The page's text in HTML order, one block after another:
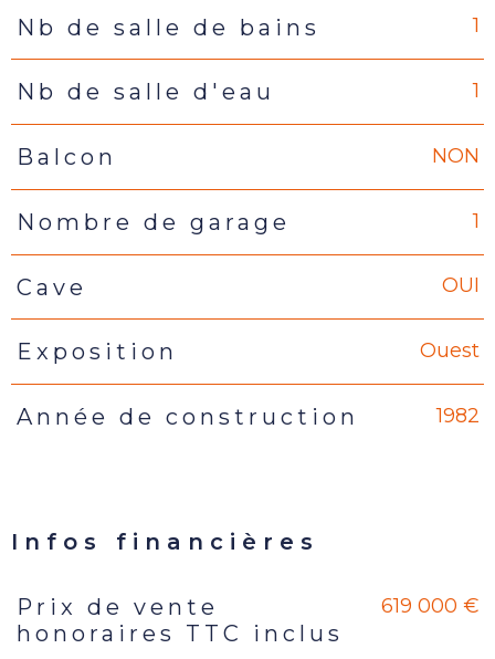
Nb de salle de bains 1
Nb de salle d'eau 1
Balcon NON
Nombre de garage 1
Cave OUI
Exposition Ouest
Année de construction 1982
Infos financières
Caractéristiques Valeurs
Prix de vente
honoraires TTC inclus
619 000 €